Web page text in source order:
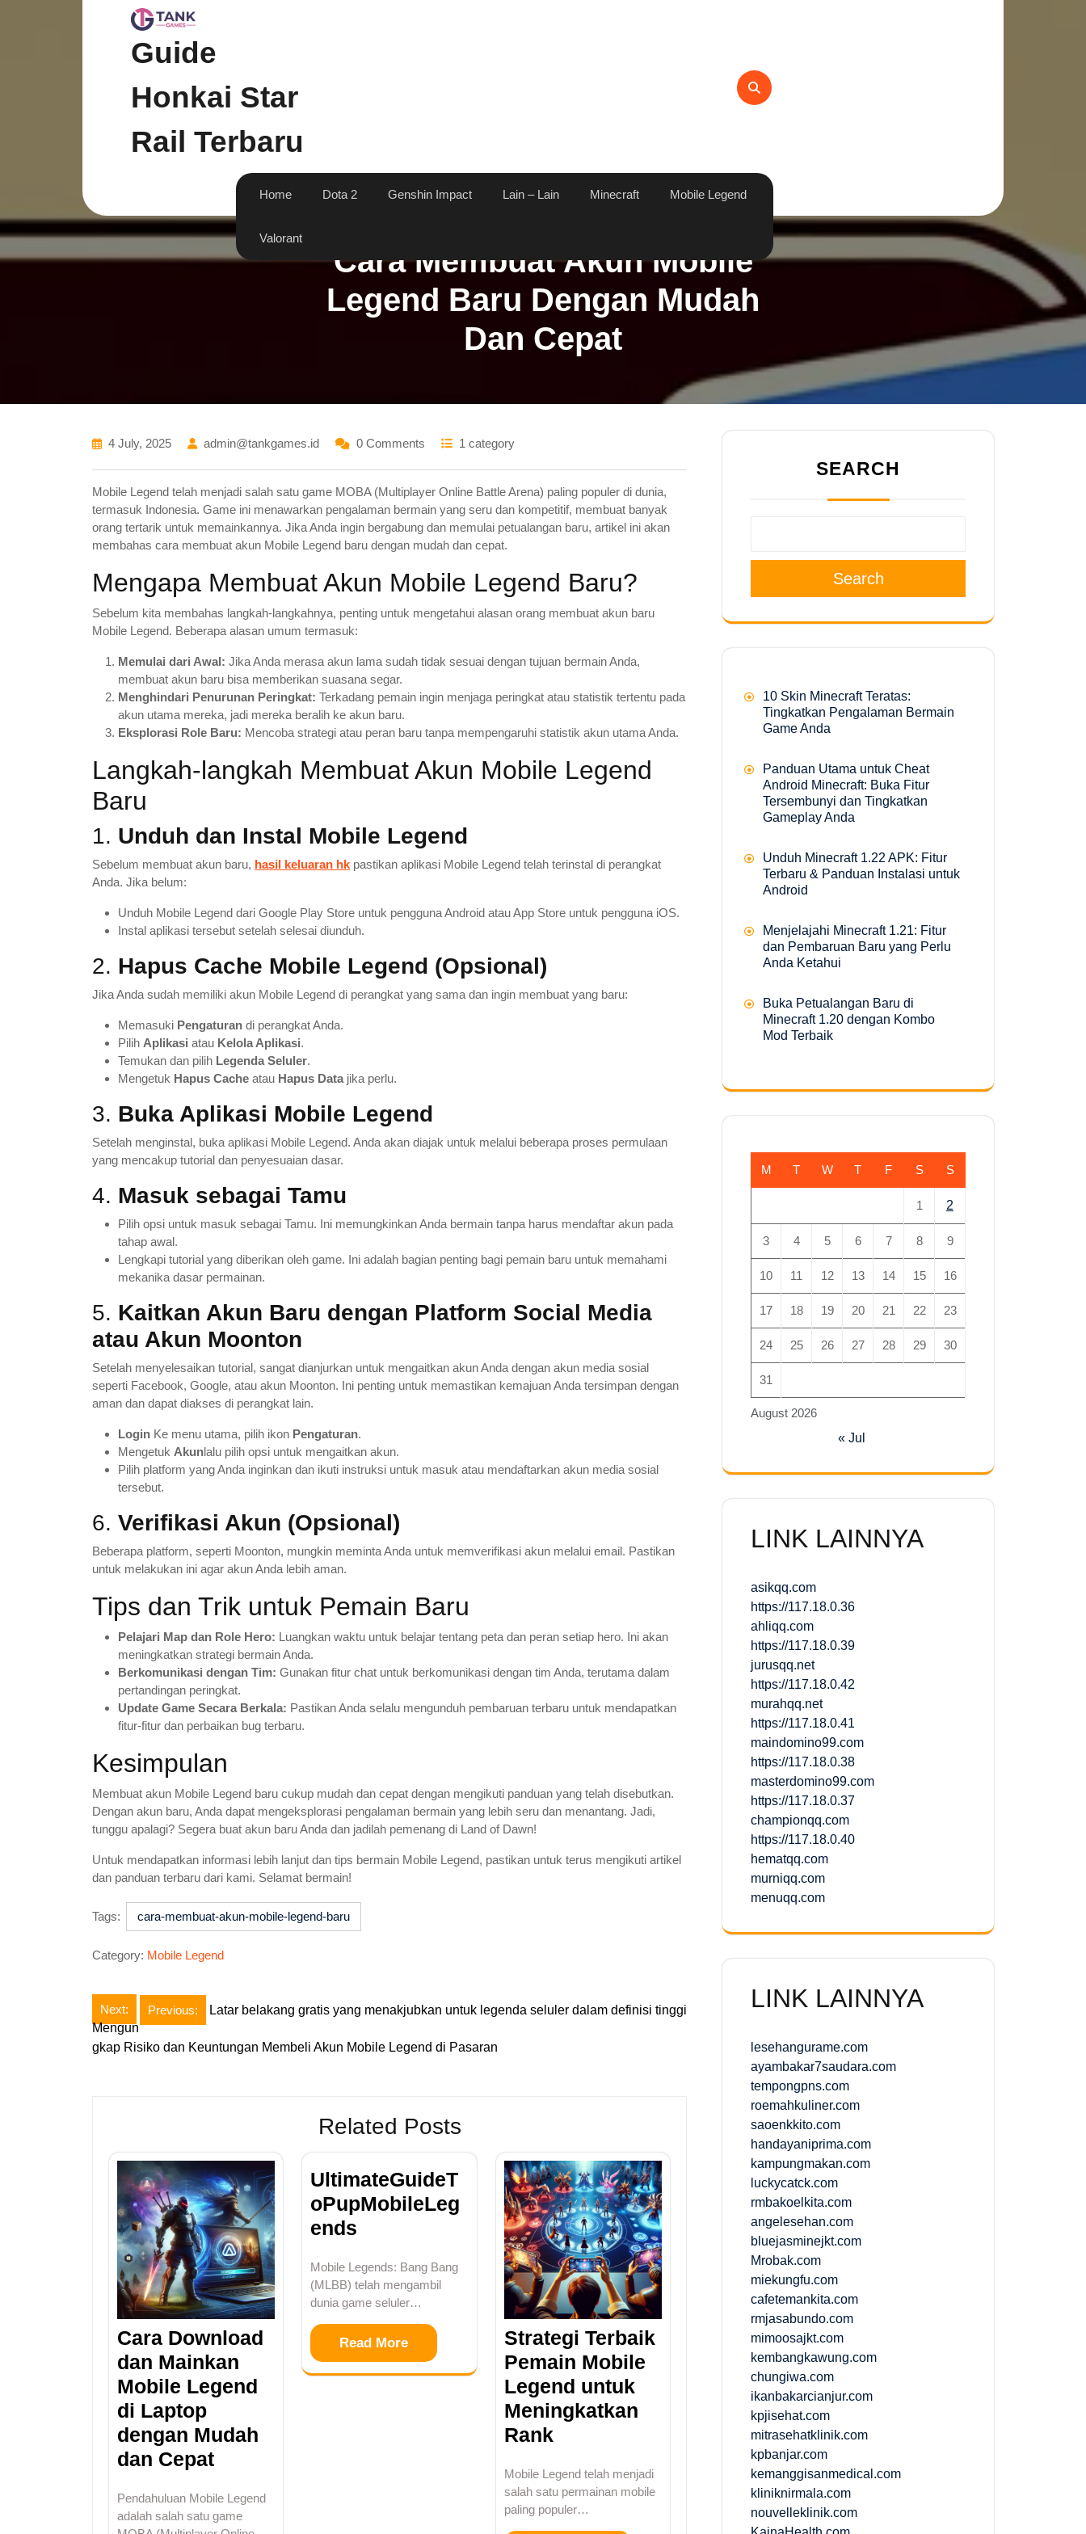
Guide
Honkai Star
Rail Terbaru
Home Dota 2 Genshin Impact Lain – Lain Minecraft Mobile Legend
Valorant
Cara Membuat Akun Mobile
Legend Baru Dengan Mudah
Dan Cepat
4 July, 2025 admin@tankgames.id 0 Comments 1 category
Mobile Legend telah menjadi salah satu game MOBA (Multiplayer Online Battle Arena) paling populer di dunia,
termasuk Indonesia. Game ini menawarkan pengalaman bermain yang seru dan kompetitif, membuat banyak
orang tertarik untuk memainkannya. Jika Anda ingin bergabung dan memulai petualangan baru, artikel ini akan
membahas cara membuat akun Mobile Legend baru dengan mudah dan cepat.
Mengapa Membuat Akun Mobile Legend Baru?
Sebelum kita membahas langkah-langkahnya, penting untuk mengetahui alasan orang membuat akun baru
Mobile Legend. Beberapa alasan umum termasuk:
Memulai dari Awal: Jika Anda merasa akun lama sudah tidak sesuai dengan tujuan bermain Anda,
membuat akun baru bisa memberikan suasana segar.
Menghindari Penurunan Peringkat: Terkadang pemain ingin menjaga peringkat atau statistik tertentu pada
akun utama mereka, jadi mereka beralih ke akun baru.
Eksplorasi Role Baru: Mencoba strategi atau peran baru tanpa mempengaruhi statistik akun utama Anda.
Langkah-langkah Membuat Akun Mobile Legend
Baru
1. Unduh dan Instal Mobile Legend
Sebelum membuat akun baru, hasil keluaran hk pastikan aplikasi Mobile Legend telah terinstal di perangkat
Anda. Jika belum:
Unduh Mobile Legend dari Google Play Store untuk pengguna Android atau App Store untuk pengguna iOS.
Instal aplikasi tersebut setelah selesai diunduh.
2. Hapus Cache Mobile Legend (Opsional)
Jika Anda sudah memiliki akun Mobile Legend di perangkat yang sama dan ingin membuat yang baru:
Memasuki Pengaturan di perangkat Anda.
Pilih Aplikasi atau Kelola Aplikasi.
Temukan dan pilih Legenda Seluler.
Mengetuk Hapus Cache atau Hapus Datajika perlu.
3. Buka Aplikasi Mobile Legend
Setelah menginstal, buka aplikasi Mobile Legend. Anda akan diajak untuk melalui beberapa proses permulaan
yang mencakup tutorial dan penyesuaian dasar.
4. Masuk sebagai Tamu
Pilih opsi untuk masuk sebagai Tamu. Ini memungkinkan Anda bermain tanpa harus mendaftar akun pada
tahap awal.
Lengkapi tutorial yang diberikan oleh game. Ini adalah bagian penting bagi pemain baru untuk memahami
mekanika dasar permainan.
5. Kaitkan Akun Baru dengan Platform Social Media
atau Akun Moonton
Setelah menyelesaikan tutorial, sangat dianjurkan untuk mengaitkan akun Anda dengan akun media sosial
seperti Facebook, Google, atau akun Moonton. Ini penting untuk memastikan kemajuan Anda tersimpan dengan
aman dan dapat diakses di perangkat lain.
Login Ke menu utama, pilih ikon Pengaturan.
Mengetuk Akunlalu pilih opsi untuk mengaitkan akun.
Pilih platform yang Anda inginkan dan ikuti instruksi untuk masuk atau mendaftarkan akun media sosial
tersebut.
6. Verifikasi Akun (Opsional)
Beberapa platform, seperti Moonton, mungkin meminta Anda untuk memverifikasi akun melalui email. Pastikan
untuk melakukan ini agar akun Anda lebih aman.
Tips dan Trik untuk Pemain Baru
Pelajari Map dan Role Hero: Luangkan waktu untuk belajar tentang peta dan peran setiap hero. Ini akan
meningkatkan strategi bermain Anda.
Berkomunikasi dengan Tim: Gunakan fitur chat untuk berkomunikasi dengan tim Anda, terutama dalam
pertandingan peringkat.
Update Game Secara Berkala: Pastikan Anda selalu mengunduh pembaruan terbaru untuk mendapatkan
fitur-fitur dan perbaikan bug terbaru.
Kesimpulan
Membuat akun Mobile Legend baru cukup mudah dan cepat dengan mengikuti panduan yang telah disebutkan.
Dengan akun baru, Anda dapat mengeksplorasi pengalaman bermain yang lebih seru dan menantang. Jadi,
tunggu apalagi? Segera buat akun baru Anda dan jadilah pemenang di Land of Dawn!
Untuk mendapatkan informasi lebih lanjut dan tips bermain Mobile Legend, pastikan untuk terus mengikuti artikel
dan panduan terbaru dari kami. Selamat bermain!
Tags: cara-membuat-akun-mobile-legend-baru
Category: Mobile Legend
Post
navigation
Previous: Latar belakang gratis yang menakjubkan untuk legenda seluler dalam definisi tinggi
Next:
Mengun
gkap Risiko dan Keuntungan Membeli Akun Mobile Legend di Pasaran
Related Posts
Cara Download
dan Mainkan
Mobile Legend
di Laptop
dengan Mudah
dan Cepat
Pendahuluan Mobile Legend
adalah salah satu game
UltimateGuideT
oPupMobileLeg
ends
Mobile Legends: Bang Bang
(MLBB) telah mengambil
dunia game seluler…
Read More
Strategi Terbaik
Pemain Mobile
Legend untuk
Meningkatkan
Rank
Mobile Legend telah menjadi
salah satu permainan mobile
paling populer…
SEARCH
Search
10 Skin Minecraft Teratas:
Tingkatkan Pengalaman Bermain
Game Anda
Panduan Utama untuk Cheat
Android Minecraft: Buka Fitur
Tersembunyi dan Tingkatkan
Gameplay Anda
Unduh Minecraft 1.22 APK: Fitur
Terbaru & Panduan Instalasi untuk
Android
Menjelajahi Minecraft 1.21: Fitur
dan Pembaruan Baru yang Perlu
Anda Ketahui
Buka Petualangan Baru di
Minecraft 1.20 dengan Kombo
Mod Terbaik
August 2026
M T W T F S S
1 2
3 4 5 6 7 8 9
10 11 12 13 14 15 16
17 18 19 20 21 22 23
24 25 26 27 28 29 30
31
« Jul
LINK LAINNYA
asikqq.com
https://117.18.0.36
ahliqq.com
https://117.18.0.39
jurusqq.net
https://117.18.0.42
murahqq.net
https://117.18.0.41
maindomino99.com
https://117.18.0.38
masterdomino99.com
https://117.18.0.37
championqq.com
https://117.18.0.40
hematqq.com
murniqq.com
menuqq.com
LINK LAINNYA
lesehangurame.com
ayambakar7saudara.com
tempongpns.com
roemahkuliner.com
saoenkkito.com
handayaniprima.com
kampungmakan.com
luckycatck.com
rmbakoelkita.com
angelesehan.com
bluejasminejkt.com
Mrobak.com
miekungfu.com
cafetemankita.com
rmjasabundo.com
mimoosajkt.com
kembangkawung.com
chungiwa.com
ikanbakarcianjur.com
kpjisehat.com
mitrasehatklinik.com
kpbanjar.com
kemanggisanmedical.com
kliniknirmala.com
nouvelleklinik.com